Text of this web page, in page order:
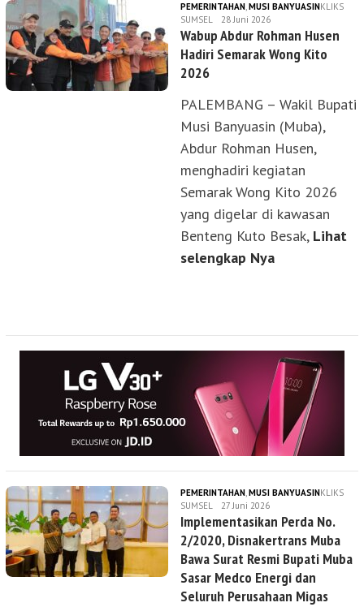
PEMERINTAHAN,MUSI BANYUASINKLIKS
SUMSEL
28 Juni 2026
Wabup Abdur Rohman Husen
Hadiri Semarak Wong Kito
2026
PALEMBANG – Wakil Bupati
Musi Banyuasin (Muba),
Abdur Rohman Husen,
menghadiri kegiatan
Semarak Wong Kito 2026
yang digelar di kawasan
Benteng Kuto Besak, Lihat
selengkap Nya
PEMERINTAHAN,MUSI BANYUASINKLIKS
SUMSEL
27 Juni 2026
Implementasikan Perda No.
2/2020, Disnakertrans Muba
Bawa Surat Resmi Bupati Muba
Sasar Medco Energi dan
Seluruh Perusahaan Migas